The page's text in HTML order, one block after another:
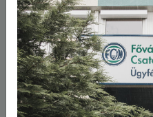
2025-12-05
Megújult az Észak-
Telep levegőztető